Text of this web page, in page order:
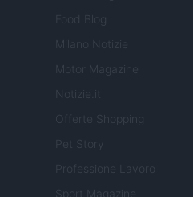
Food Blog
Milano Notizie
Motor Magazine
Notizie.it
Offerte Shopping
Professione Lavoro
Sport Magazine